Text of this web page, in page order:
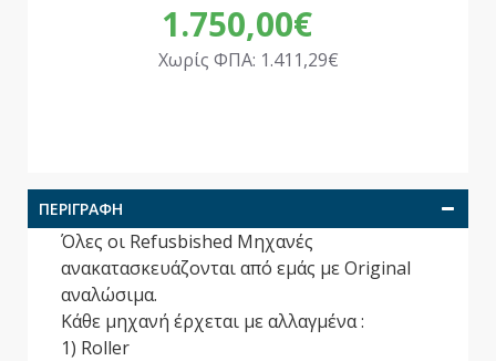
1.750,00€
Χωρίς ΦΠΑ: 1.411,29€
ΠΕΡΙΓΡΑΦΉ
Όλες οι Refusbished Μηχανές
ανακατασκευάζονται από εμάς με Original
αναλώσιμα.
Κάθε μηχανή έρχεται με αλλαγμένα :
1) Roller